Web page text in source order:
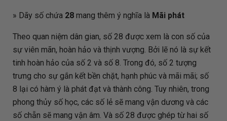
» Dãy số chứa 28mang thêm ý nghĩa là Mãi phát
Theo quan niệm dân gian, số 28 được xem là con số của
sự viên mãn, hoàn hảo và thịnh vượng. Bởi lẽ nó là sự kết
tinh hoàn hảo của số 2 và số 8. Trong đó, số 2 tượng
trưng cho sự gắn kết bền chặt, hạnh phúc và mãi mãi; số
8 lại có hàm ý là phát đạt và thành công. Tuy nhiên, trong
phong thủy số học, các số lẻ sẽ mang vận dương và các
số chẵn sẽ mang vận âm. Và số 28 được ghép từ hai số